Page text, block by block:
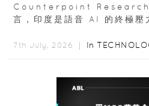
Counterpoint Research
言，印度是語音 AI 的終極壓
7th July, 2026 ｜ In